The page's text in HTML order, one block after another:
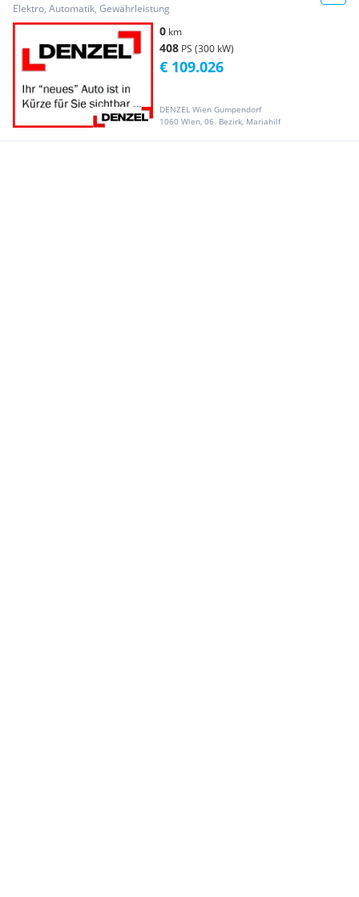
Elektro, Automatik, Gewährleistung
0 km
408 PS (300 kW)
DENZEL Wien Gumpendorf
1060 Wien, 06. Bezirk, Mariahilf
€ 109.026